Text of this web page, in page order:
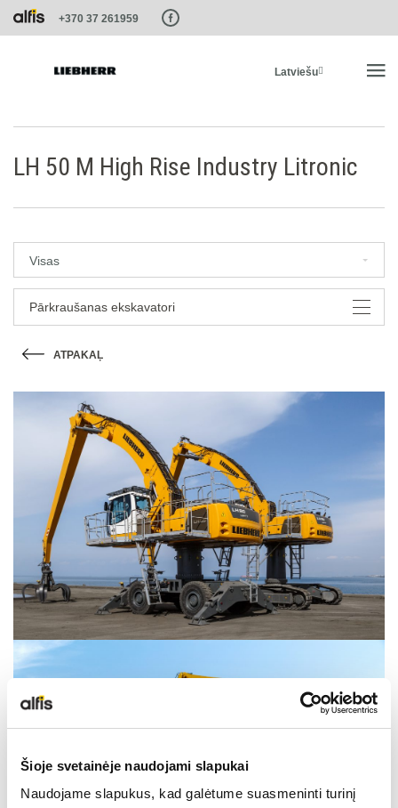
Šioje svetainėje naudojami slapukai
Naudojame slapukus, kad galėtume suasmeninti turinį
Paste this code as high in the of the page as possible:
+370 37 261959
Latviešu
PAKALPOJUMI UN RISINĀJUMI
LIEBHERR SISTĒMAS
KARJERAS IESPĒJAS
APIE MUS
KONTAKTI
LH 50 M High Rise Industry Litronic
Visas
Pārkraušanas ekskavatori
ATPAKAĻ